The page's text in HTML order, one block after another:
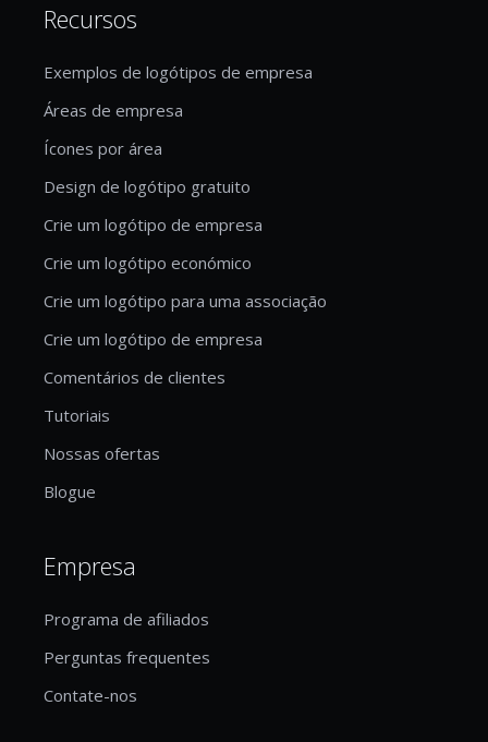
Recursos
Exemplos de logótipos de empresa
Áreas de empresa
Ícones por área
Design de logótipo gratuito
Crie um logótipo de empresa
Crie um logótipo económico
Crie um logótipo para uma associação
Crie um logótipo de empresa
Comentários de clientes
Tutoriais
Nossas ofertas
Blogue
Empresa
Programa de afiliados
Perguntas frequentes
Contate-nos